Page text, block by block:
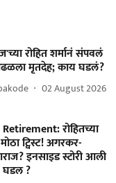
रोहित शर्मानं संपवलं
मृतदेह; काय घडलं?
02 August 2026
रोहितच्या
ट्विस्ट! अगरकर-
इनसाइड स्टोरी आली
?